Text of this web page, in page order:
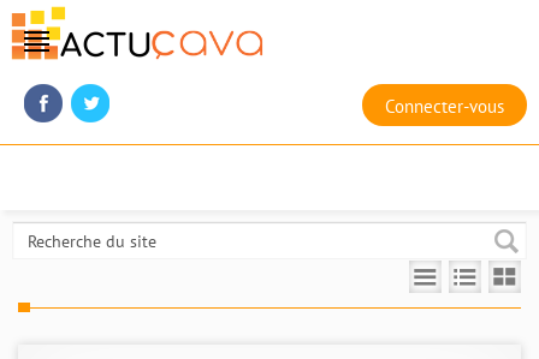
Connecter-vous